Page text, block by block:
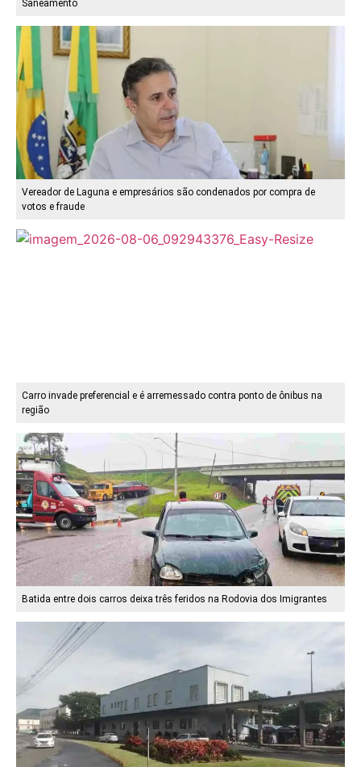
Saneamento
Vereador de Laguna e empresários são condenados por compra de
votos e fraude
Carro invade preferencial e é arremessado contra ponto de ônibus na
região
Batida entre dois carros deixa três feridos na Rodovia dos Imigrantes